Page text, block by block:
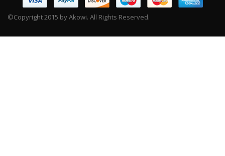
©Copyright 2015 by Akowi. All Rights Reserved.